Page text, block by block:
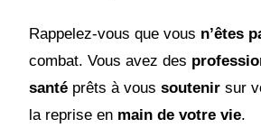
Rappelez-vous que vous n’êtes
combat. Vous avez des
santé prêts à vous soutenir sur
la reprise en main de votre vie.